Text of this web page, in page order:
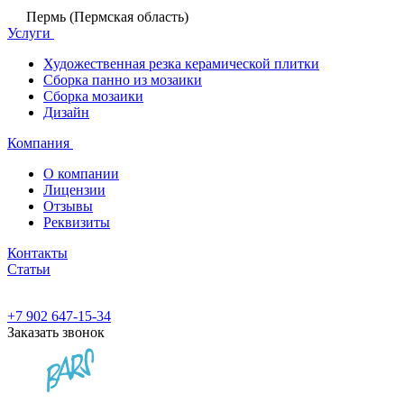
Пермь (Пермская область)
Услуги
Художественная резка керамической плитки
Сборка панно из мозаики
Сборка мозаики
Дизайн
Компания
О компании
Лицензии
Отзывы
Реквизиты
Контакты
Статьи
+7 902 647-15-34
Заказать звонок